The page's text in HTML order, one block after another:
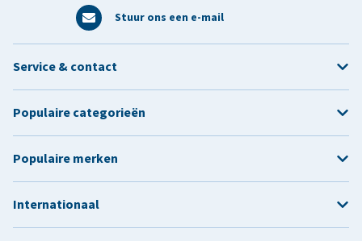
Stuur ons een e-mail
Service & contact
Populaire categorieën
Populaire merken
Internationaal